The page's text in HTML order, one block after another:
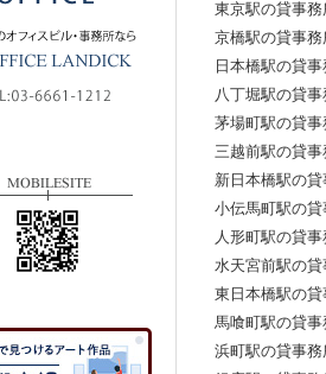
東京駅の貸事務
京橋駅の貸事務
日本橋駅の貸
八丁堀駅の貸事
茅場町駅の貸事
三越前駅の貸事
新日本橋駅の
小伝馬町駅の貸
人形町駅の貸
水天宮前駅の貸
東日本橋駅の貸
馬喰町駅の貸事
浜町駅の貸事務